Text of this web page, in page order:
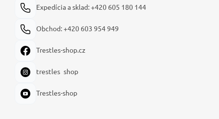
Expedícia a sklad: +420 605 180 144
Obchod: +420 603 954 949
Trestles-shop.cz
trestles_shop
Trestles-shop